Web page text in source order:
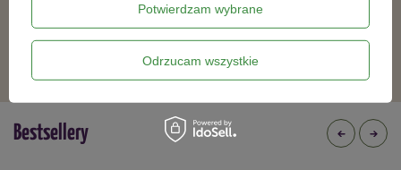
17,59 zł 82,49 zł
Bestsellery
Potwierdzam wybrane
Odrzucam wszystkie